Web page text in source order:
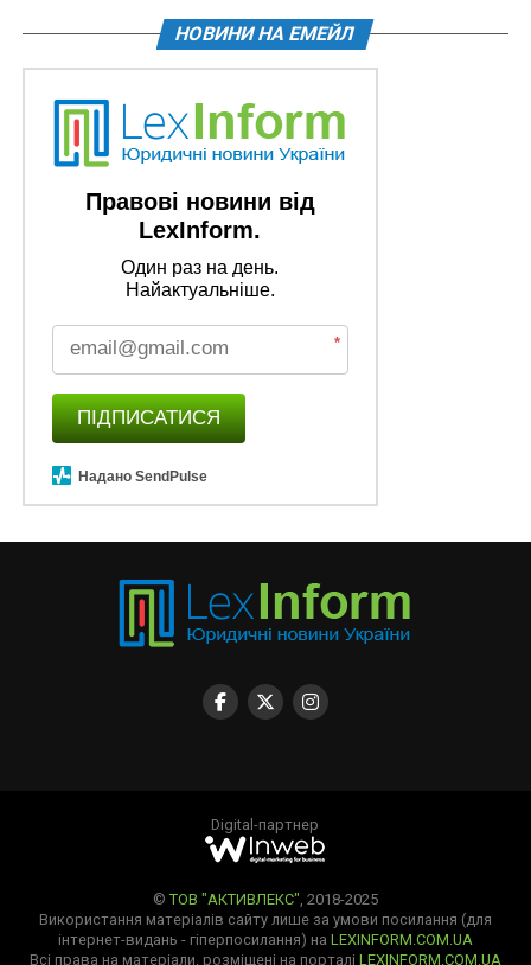
НОВИНИ НА ЕМЕЙЛ
Правові новини від
LexInform.
Один раз на день.
Найактуальніше.
*
ПІДПИСАТИСЯ
Надано SendPulse
Digital-партнер
© ТОВ "АКТИВЛЕКС" , 2018-2025
Використання матеріалів сайту лише за умови посилання (для
інтернет-видань - гіперпосилання) на LEXINFORM.COM.UA
Всі права на матеріали, розміщені на порталі LEXINFORM.COM.UA